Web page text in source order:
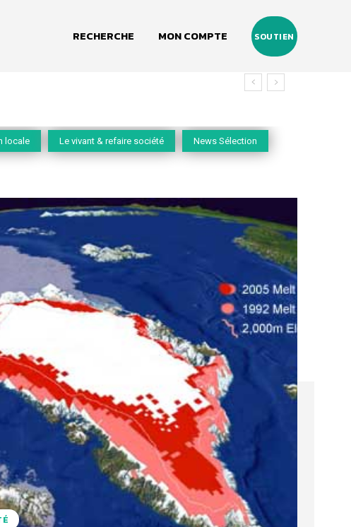
RECHERCHE MON COMPTE SOUTIEN
du vivant
locale Le vivant & refaire société News Sélection